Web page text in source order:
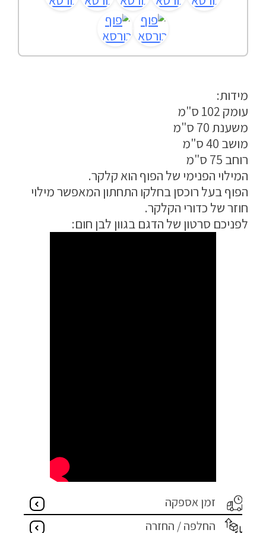
מדיניות פרטיות
התחבר / הרשם
מידות:
עומק 102 ס"מ
משענת 70 ס"מ
מושב 40 ס"מ
רוחב 75 ס"מ
המילוי הפנימי של הפוף הוא קלקר.
הפוף בעל רוכסן בחלקו התחתון המאפשר מילוי
חוזר של כדורי הקלקר.
לפניכם סרטון של הדגם בגוון לבן חום:
זמן אספקה
החלפה / החזרה